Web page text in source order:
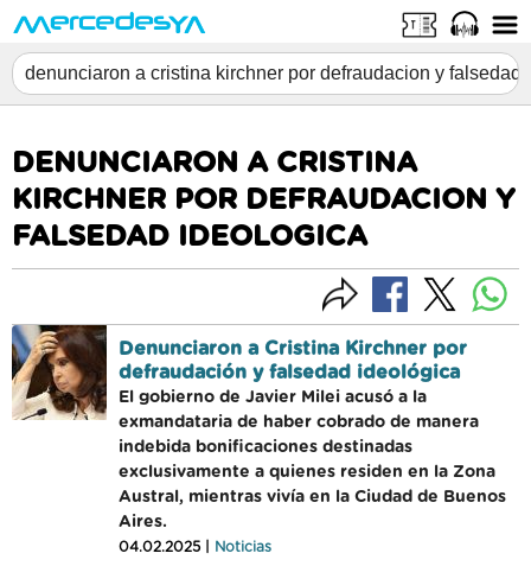
DENUNCIARON A CRISTINA
KIRCHNER POR DEFRAUDACION Y
FALSEDAD IDEOLOGICA
Denunciaron a Cristina Kirchner por
defraudación y falsedad ideológica
El gobierno de Javier Milei acusó a la
exmandataria de haber cobrado de manera
indebida bonificaciones destinadas
exclusivamente a quienes residen en la Zona
Austral, mientras vivía en la Ciudad de Buenos
Aires.
04.02.2025 | Noticias